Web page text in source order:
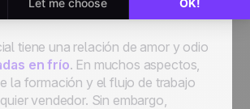
tiene una relación de amor y odio
en frío. En muchos aspectos,
la formación y el flujo de trabajo
vendedor. Sin embargo,